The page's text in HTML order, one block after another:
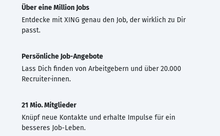
Über eine Million Jobs
Entdecke mit XING genau den Job, der wirklich zu Dir
passt.
Persönliche Job-Angebote
Lass Dich finden von Arbeitgebern und über 20.000
Recruiter·innen.
21 Mio. Mitglieder
Knüpf neue Kontakte und erhalte Impulse für ein
besseres Job-Leben.